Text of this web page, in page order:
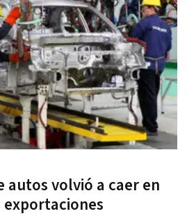
autos volvió a caer en